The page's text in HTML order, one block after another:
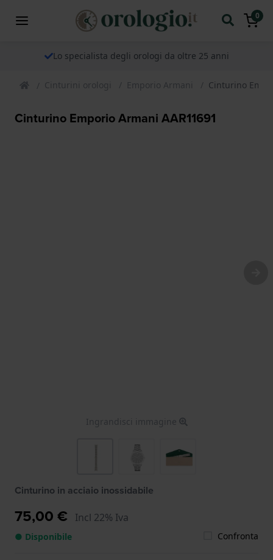
0
Lo specialista degli orologi da oltre 25 anni
Cinturini orologi Emporio Armani Cinturino
Cinturino Emporio Armani AAR11691
Ingrandisci immagine
Cinturino in acciaio inossidabile
75,00 € Incl 22% Iva
● Disponibile Confronta